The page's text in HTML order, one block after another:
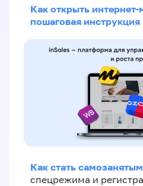
Как открыть интернет-
пошаговая инструкция
Как стать самозанятым
спецрежима и